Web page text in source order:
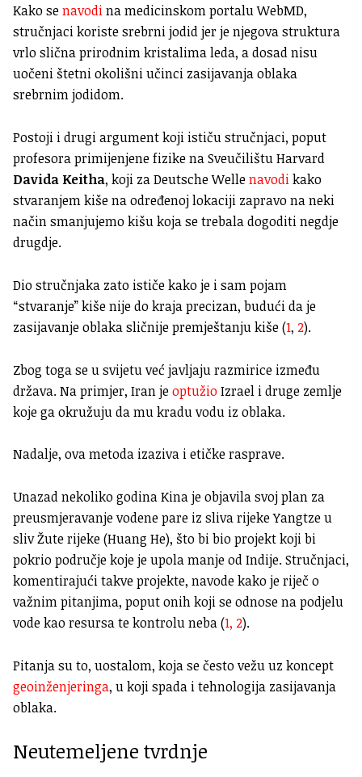
Kako senavodina medicinskom portalu WebMD,
stručnjaci koriste srebrni jodid jer je njegova struktura
vrlo slična prirodnim kristalima leda, a dosad nisu
uočeni štetni okolišni učinci zasijavanja oblaka
srebrnim jodidom.
Postoji i drugi argument koji ističu stručnjaci, poput
profesora primijenjene fizike na Sveučilištu Harvard
Davida Keitha, koji za Deutsche Wellenavodikako
stvaranjem kiše na određenoj lokaciji zapravo na neki
način smanjujemo kišu koja se trebala dogoditi negdje
drugdje.
Dio stručnjaka zato ističe kako je i sam pojam
“stvaranje” kiše nije do kraja precizan, budući da je
zasijavanje oblaka sličnije premještanju kiše (1, 2).
Zbog toga se u svijetu već javljaju razmirice između
država. Na primjer, Iran jeoptužioIzrael i druge zemlje
koje ga okružuju da mu kradu vodu iz oblaka.
Nadalje, ova metoda izaziva i etičke rasprave.
Unazad nekoliko godina Kina je objavila svoj plan za
preusmjeravanje vodene pare iz sliva rijeke Yangtze u
sliv Žute rijeke (Huang He), što bi bio projekt koji bi
pokrio područje koje je upola manje od Indije. Stručnjaci,
komentirajući takve projekte, navode kako je riječ o
važnim pitanjima, poput onih koji se odnose na podjelu
vode kao resursa te kontrolu neba (1, 2).
Pitanja su to, uostalom, koja se često vežu uz koncept
geoinženjeringa, u koji spada i tehnologija zasijavanja
oblaka.
Neutemeljene tvrdnje